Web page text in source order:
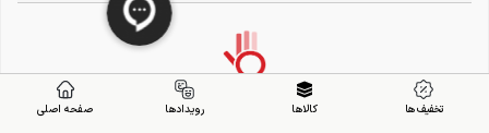
تخفیف ها کالاها رویدادها صفحه اصلی